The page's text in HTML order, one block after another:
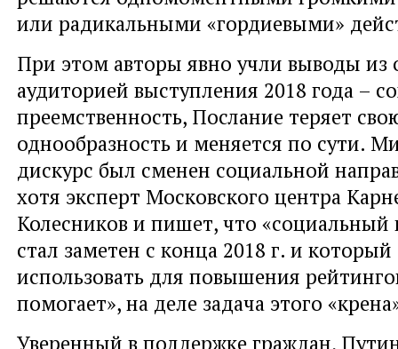
или радикальными «гордиевыми»
При этом авторы явно учли выводы из
аудиторией выступления 2018 года –
преемственность, Послание теряет
однообразность и меняется по сути.
дискурс был сменен социальной
хотя эксперт Московского центра
Колесников и пишет, что «социальный
стал заметен с конца 2018 г. и который
использовать для повышения
помогает», на деле задача этого
Уверенный в поддержке граждан,